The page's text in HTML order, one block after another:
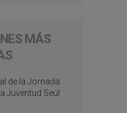
MÁS
de la Jornada
Juventud Seúl